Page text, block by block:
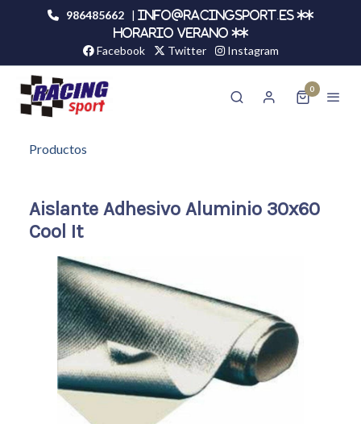
986485662 |
info@racingsport.es **
HORARIO VERANO **
Facebook Twitter Instagram
0
Productos
Aislante Adhesivo Aluminio 30x60
Cool It